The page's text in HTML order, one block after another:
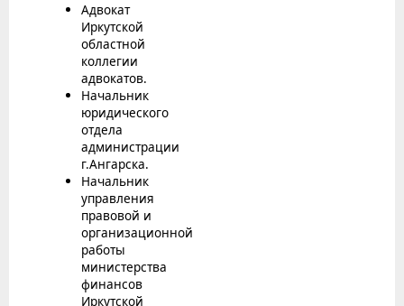
Адвокат
Иркутской
областной
коллегии
адвокатов.
Начальник
юридического
отдела
администрации
г.Ангарска.
Начальник
управления
правовой и
организационной
работы
министерства
финансов
Иркутской